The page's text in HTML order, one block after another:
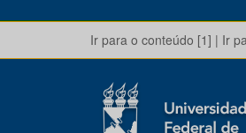
Ir para o conteúdo [1] | Ir